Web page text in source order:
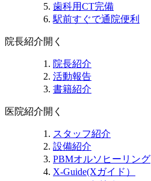
歯科用CT完備
駅前すぐで通院便利
院長紹介開く
院長紹介
活動報告
書籍紹介
医院紹介開く
スタッフ紹介
設備紹介
PBMオルソヒーリング
X-Guide(Xガイド）